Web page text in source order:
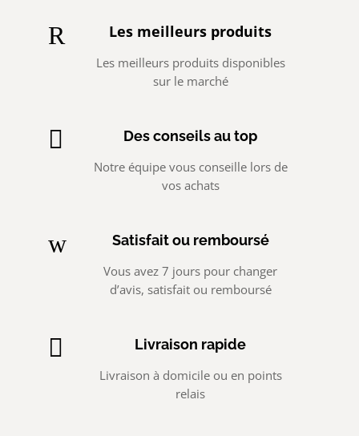
R Les meilleurs produits
Les meilleurs produits disponibles
sur le marché
 Des conseils au top
Notre équipe vous conseille lors de
vos achats
w Satisfait ou remboursé
Vous avez 7 jours pour changer
d’avis, satisfait ou remboursé
 Livraison rapide
Livraison à domicile ou en points
relais